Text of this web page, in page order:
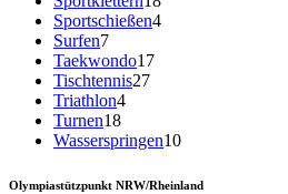
Sportschießen4
Surfen7
Taekwondo17
Tischtennis27
Triathlon4
Turnen18
Wasserspringen10
Olympiastützpunkt NRW/Rheinland